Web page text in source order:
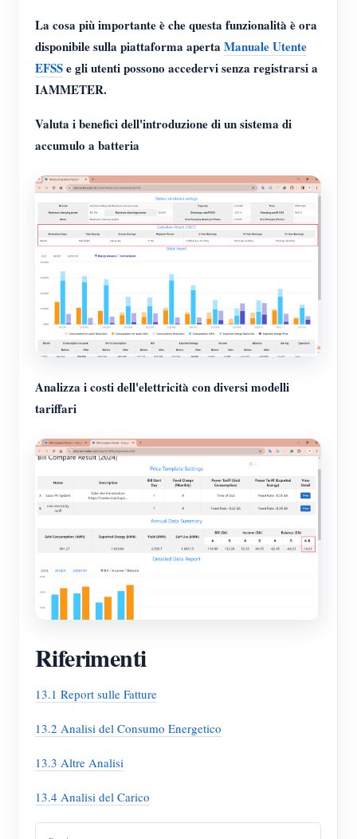
La cosa più importante è che questa funzionalità è ora
disponibile sulla piattaforma aperta Manuale Utente
EFSSe gli utenti possono accedervi senza registrarsi a
IAMMETER.
Valuta i benefici dell'introduzione di un sistema di
accumulo a batteria
Analizza i costi dell'elettricità con diversi modelli
tariffari
Riferimenti
13.1 Report sulle Fatture
13.2 Analisi del Consumo Energetico
13.3 Altre Analisi
13.4 Analisi del Carico